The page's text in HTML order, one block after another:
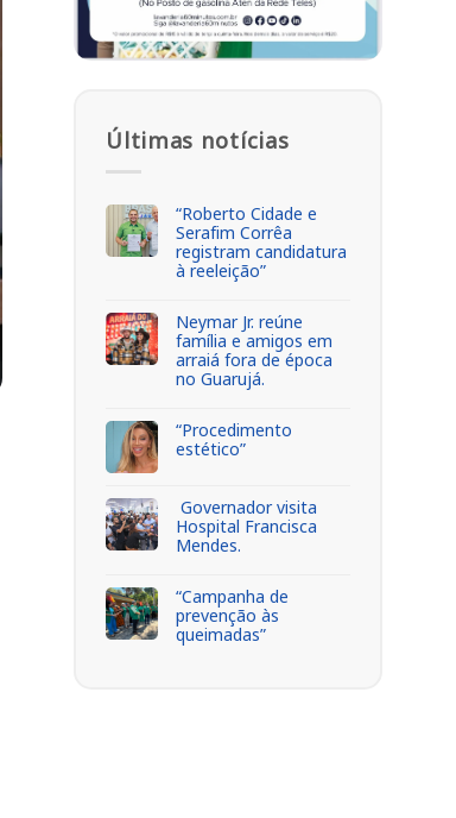
Últimas notícias
“Roberto Cidade e
Serafim Corrêa
registram candidatura
à reeleição”
Neymar Jr. reúne
família e amigos em
arraiá fora de época
no Guarujá.
“Procedimento
estético”
Governador visita
Hospital Francisca
Mendes.
“Campanha de
prevenção às
queimadas”